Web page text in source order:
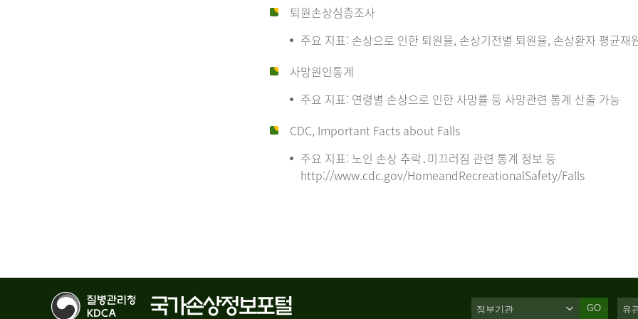
퇴원손상심층조사
주요 지표: 손상으로 인한 퇴원율, 손상기전별 퇴원율, 손상환자 평균재
사망원인통계
주요 지표: 연령별 손상으로 인한 사망률 등 사망관련 통계 산출 가능
CDC, Important Facts about Falls
주요 지표: 노인 손상 추락․미끄러짐 관련 통계 정보 등
http://www.cdc.gov/HomeandRecreationalSafety/Falls
GO